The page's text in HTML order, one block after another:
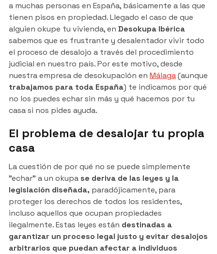
a muchas personas en España, básicamente a las que
tienen pisos en propiedad. Llegado el caso de que
alguien okupe tu vivienda, en Desokupa Ibérica
sabemos que es frustrante y desalentador vivir todo
el proceso de desalojo a través del procedimiento
judicial en nuestro país. Por este motivo, desde
nuestra empresa de desokupación en Málaga(aunque
trabajamos para toda España) te indicamos por qué
no los puedes echar sin más y qué hacemos por tu
casa si nos pides ayuda.
El problema de desalojar tu propia
casa
La cuestión de por qué no se puede simplemente
"echar" a un okupa se deriva de las leyes y la
legislación diseñada,paradójicamente, para
proteger los derechos de todos los residentes,
incluso aquellos que ocupan propiedades
ilegalmente. Estas leyes están destinadas a
garantizar un proceso legal justo y evitar desalojos
arbitrarios que puedan afectar a individuos